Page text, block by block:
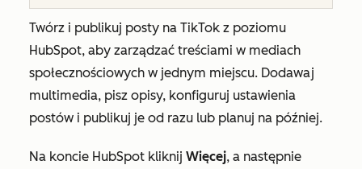
Twórz i publikuj posty na TikTok z poziomu
HubSpot, aby zarządzać treściami w mediach
społecznościowych w jednym miejscu. Dodawaj
multimedia, pisz opisy, konfiguruj ustawienia
postów i publikuj je od razu lub planuj na później.
Na koncie HubSpot kliknij Więcej, a następnie